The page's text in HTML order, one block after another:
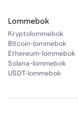
Lommebok
Kryptolommebok
Bitcoin-lommebok
Ethereum-lommebok
Solana-lommebok
USDT-lommebok